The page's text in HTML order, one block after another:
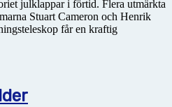
julklappar i förtid. Flera utmärkta
Stuart Cameron och Henrik
får en kraftig